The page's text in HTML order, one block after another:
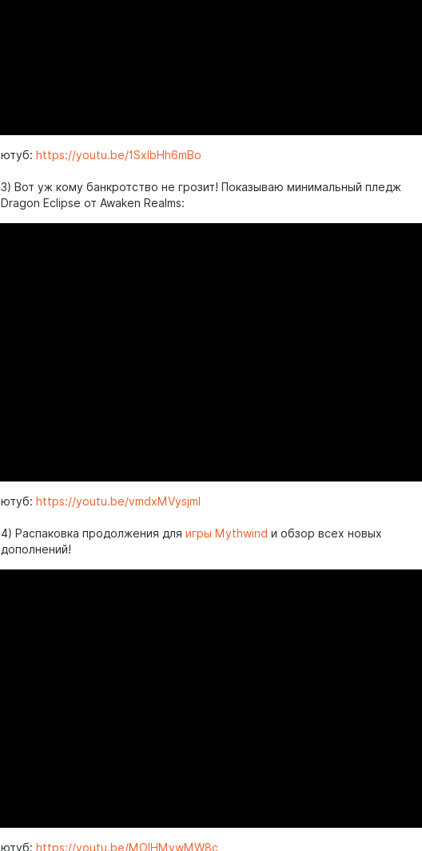
ютуб: https://youtu.be/1SxlbHh6mBo
3) Вот уж кому банкротство не грозит! Показываю минимальный пледж
Dragon Eclipse от Awaken Realms:
ютуб: https://youtu.be/vmdxMVysjmI
4) Распаковка продолжения для игры Mythwind и обзор всех новых
дополнений!
ютуб: https://youtu.be/MOlHMywMW8c